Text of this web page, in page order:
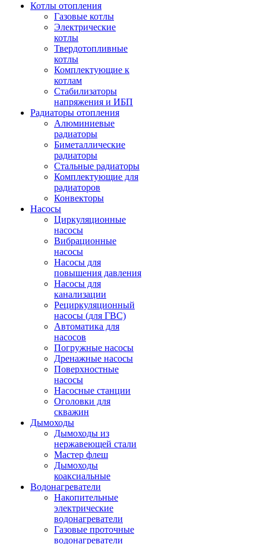
Котлы отопления
Газовые котлы
Электрические
котлы
Твердотопливные
котлы
Комплектующие к
котлам
Стабилизаторы
напряжения и ИБП
Радиаторы отопления
Алюминиевые
радиаторы
Биметаллические
радиаторы
Стальные радиаторы
Комплектующие для
радиаторов
Конвекторы
Насосы
Циркуляционные
насосы
Вибрационные
насосы
Насосы для
повышения давления
Насосы для
канализации
Рециркуляционный
насосы (для ГВС)
Автоматика для
насосов
Погружные насосы
Дренажные насосы
Поверхностные
насосы
Насосные станции
Оголовки для
скважин
Дымоходы
Дымоходы из
нержавеющей стали
Мастер флеш
Дымоходы
коаксиальные
Водонагреватели
Накопительные
электрические
водонагреватели
Газовые проточные
водонагреватели